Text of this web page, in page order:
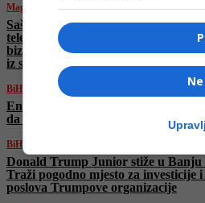
Magazin
Saša Mirković o godišnjici
televizije koja je promijenila tokove
biznisa: “Hype” pomjera granice i
iz svih država bivše Jugoslavije
BiH
Energoinvest zatražio od Vlade
da poveća cijenu plina za 4,59 posto
BiH
Donald Trump Junior stiže u
Traži pogodno mjesto za investicije
poslova Trumpove organizacije